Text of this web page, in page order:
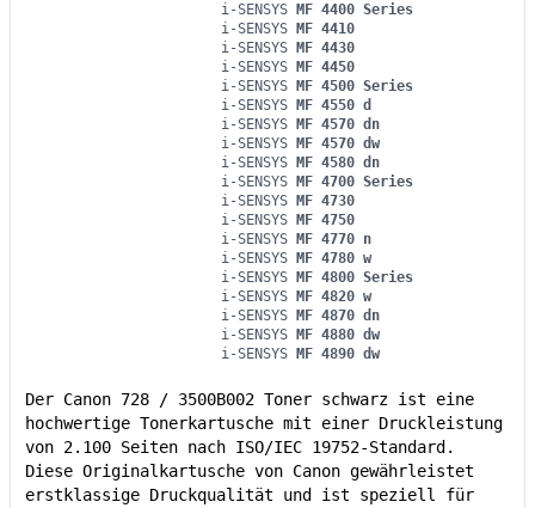
i-SENSYS MF 4400 Series
i-SENSYS MF 4410
i-SENSYS MF 4430
i-SENSYS MF 4450
i-SENSYS MF 4500 Series
i-SENSYS MF 4550 d
i-SENSYS MF 4570 dn
i-SENSYS MF 4570 dw
i-SENSYS MF 4580 dn
i-SENSYS MF 4700 Series
i-SENSYS MF 4730
i-SENSYS MF 4750
i-SENSYS MF 4770 n
i-SENSYS MF 4780 w
i-SENSYS MF 4800 Series
i-SENSYS MF 4820 w
i-SENSYS MF 4870 dn
i-SENSYS MF 4880 dw
i-SENSYS MF 4890 dw
Der Canon 728 / 3500B002 Toner schwarz ist eine
hochwertige Tonerkartusche mit einer Druckleistung
von 2.100 Seiten nach ISO/IEC 19752-Standard.
Diese Originalkartusche von Canon gewährleistet
erstklassige Druckqualität und ist speziell für